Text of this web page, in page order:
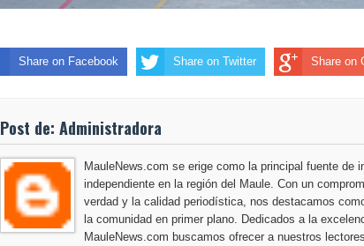
Share on Facebook Share on Twitter Share on
Post de: Administradora
MauleNews.com se erige como la principal fuente de
independiente en la región del Maule. Con un
verdad y la calidad periodística, nos destacamos
la comunidad en primer plano. Dedicados a la
MauleNews.com buscamos ofrecer a nuestros